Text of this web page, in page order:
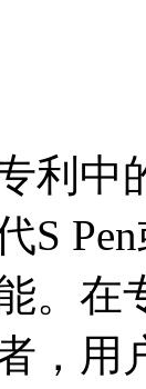
利中
S
。在
，用